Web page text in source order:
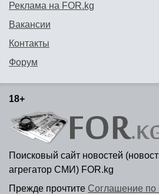
Реклама на FOR.kg
Вакансии
Контакты
Форум
18+
Поисковый сайт новостей
агрегатор СМИ) FOR.kg
Прежде прочтите Соглашение по